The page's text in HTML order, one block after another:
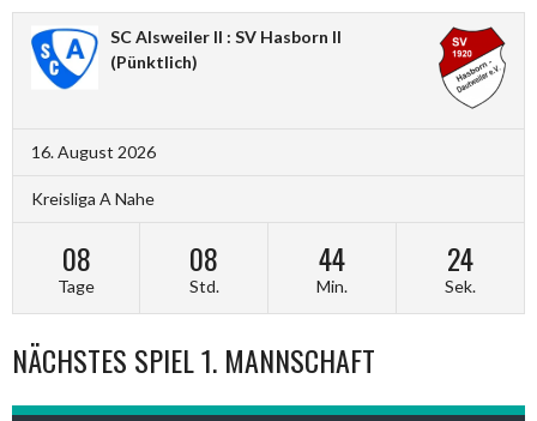
SC Alsweiler II : SV Hasborn II
(Pünktlich)
16. August 2026
Kreisliga A Nahe
08
Tage
08
Std.
44
Min.
23
Sek.
NÄCHSTES SPIEL 1. MANNSCHAFT